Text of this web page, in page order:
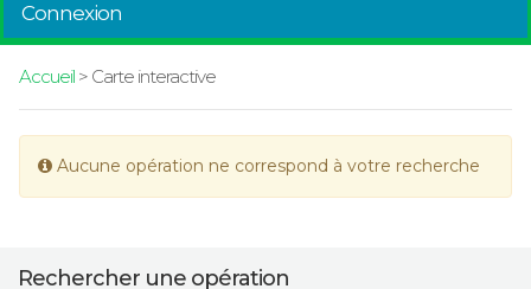
Connexion
Accueil> Carte interactive
Aucune opération ne correspond à votre recherche
Rechercher une opération